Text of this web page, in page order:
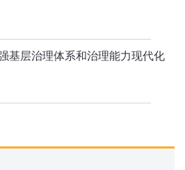
基层治理体系和治理能力现代化